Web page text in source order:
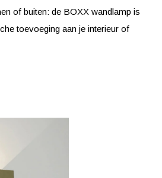
of buiten: de BOXX wandlamp is
toevoeging aan je interieur of